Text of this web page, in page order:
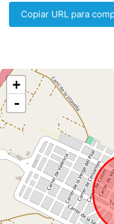
Copiar URL para
+
-